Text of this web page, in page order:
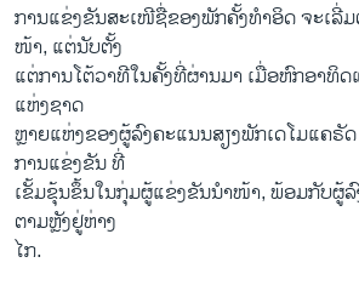
ການ​ແຂ່ງ​ຂັນ​ສະ​ເໜີ​ຊື່​ຂອງ​ພັກ​ຄັ້ງ​ທຳ​ອິດ ​ຈະ​ເລີ່
ໜ້າ, ແຕ່​ນັບ​ຕັ້ງ
ແຕ່ການໂຕ້ວາທີໃນຄັ້ງທີ່ຜ່ານມາ ເມື່ອຫົກອາທິດ
ແຫ່ງຊາດ
ຫຼາຍແຫ່ງຂອງຜູ້ລົງຄະແນນສຽງພັກເດໂມແຄຣັ
ການແຂ່ງຂັນ ທີ່
ເຂັ້ມຂຸ້ນຂຶ້ນໃນກຸ່ມຜູ້ແຂ່ງຂັນນຳໜ້າ, ພ້ອມກັບຜູ້
ຕາມຫຼັງຢູ່ຫ່າງ
ໄກ.